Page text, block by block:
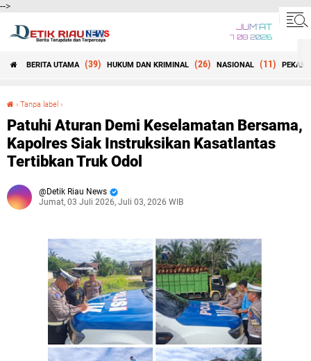
-->
JUM'AT
7 08 2026
BERITA UTAMA (39) HUKUM DAN KRIMINAL (26) NASIONAL (11)
› Tanpa label ›
Patuhi Aturan Demi Keselamatan Bersama,
Kapolres Siak Instruksikan Kasatlantas
Tertibkan Truk Odol
Detik Riau News
Jumat, 03 Juli 2026, Juli 03, 2026 WIB